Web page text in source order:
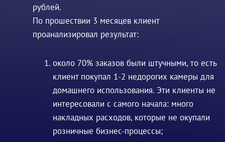
рублей.
По прошествии 3 месяцев клиент
проанализировал результат:
около 70% заказов были штучными, то есть
клиент покупал 1-2 недорогих камеры для
домашнего использования. Эти клиенты не
интересовали с самого начала: много
накладных расходов, которые не окупали
розничные бизнес-процессы;